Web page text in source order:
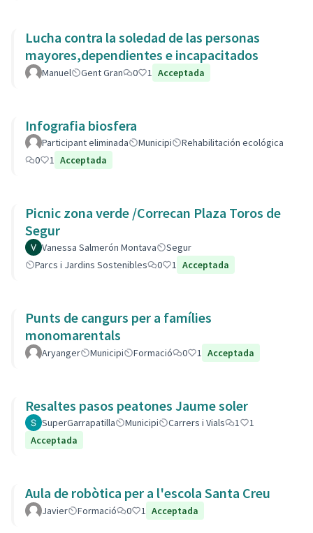
Lucha contra la soledad de las personas
mayores,dependientes e incapacitados
Manuel Gent Gran 0 1 Acceptada
Infografia biosfera
Participant eliminada Municipi
Rehabilitación ecológica
0
1 Acceptada
Picnic zona verde /Correcan Plaza Toros de
Segur
Vanessa Salmerón Montava
Segur
Parcs i Jardins Sostenibles
0 1 Acceptada
Punts de cangurs per a famílies
monomarentals
Aryanger Municipi Formació 0 1 Acceptada
Resaltes pasos peatones Jaume soler
SuperGarrapatilla Municipi Carrers i Vials 1
1
Acceptada
Aula de robòtica per a l'escola Santa Creu
Javier Formació 0 1 Acceptada